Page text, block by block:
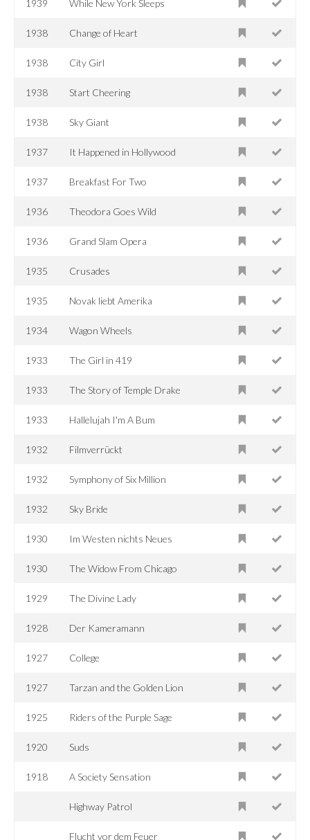
1939 While New York Sleeps
1938 Change of Heart
1938 City Girl
1938 Start Cheering
1938 Sky Giant
1937 It Happened in Hollywood
1937 Breakfast For Two
1936 Theodora Goes Wild
1936 Grand Slam Opera
1935 Crusades
1935 Novak liebt Amerika
1934 Wagon Wheels
1933 The Girl in 419
1933 The Story of Temple Drake
1933 Hallelujah I'm A Bum
1932 Filmverrückt
1932 Symphony of Six Million
1932 Sky Bride
1930 Im Westen nichts Neues
1930 The Widow From Chicago
1929 The Divine Lady
1928 Der Kameramann
1927 College
1927 Tarzan and the Golden Lion
1925 Riders of the Purple Sage
1920 Suds
1918 A Society Sensation
Highway Patrol
Flucht vor dem Feuer